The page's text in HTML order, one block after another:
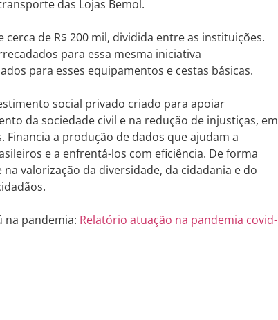
das Lojas Bemol.
de R$ 200 mil, dividida entre as instituições.
para essa mesma iniciativa
para esses equipamentos e cestas básicas.
social privado criado para apoiar
da sociedade civil e na redução de injustiças, em
a produção de dados que ajudam a
e a enfrentá-los com eficiência. De forma
valorização da diversidade, da cidadania e do
na pandemia: Relatório atuação na pandemia covid-